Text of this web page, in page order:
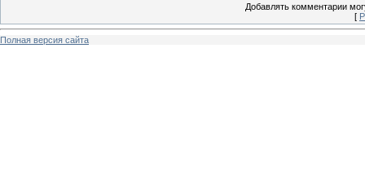
Добавлять комментарии
[
Полная версия сайта